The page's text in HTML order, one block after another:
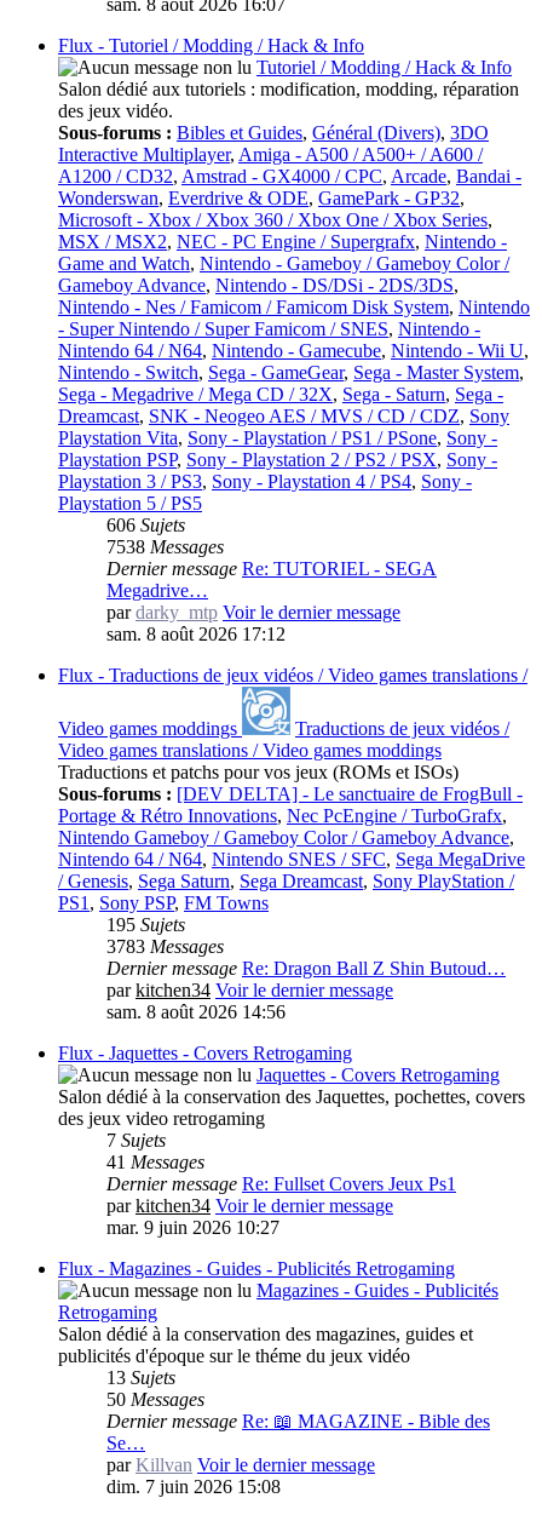
Flux - Tutoriel / Modding / Hack & Info
Tutoriel / Modding / Hack & Info
Salon dédié aux tutoriels : modification, modding, réparation
des jeux vidéo.
Sous-forums : Bibles et Guides, Général (Divers), 3DO
Interactive Multiplayer, Amiga - A500 / A500+ / A600 /
A1200 / CD32, Amstrad - GX4000 / CPC, Arcade, Bandai -
Wonderswan, Everdrive & ODE, GamePark - GP32,
Microsoft - Xbox / Xbox 360 / Xbox One / Xbox Series,
MSX / MSX2, NEC - PC Engine / Supergrafx, Nintendo -
Game and Watch, Nintendo - Gameboy / Gameboy Color /
Gameboy Advance, Nintendo - DS/DSi - 2DS/3DS,
Nintendo - Nes / Famicom / Famicom Disk System, Nintendo
- Super Nintendo / Super Famicom / SNES, Nintendo -
Nintendo 64 / N64, Nintendo - Gamecube, Nintendo - Wii U,
Nintendo - Switch, Sega - GameGear, Sega - Master System,
Sega - Megadrive / Mega CD / 32X, Sega - Saturn, Sega -
Dreamcast, SNK - Neogeo AES / MVS / CD / CDZ, Sony
Playstation Vita, Sony - Playstation / PS1 / PSone, Sony -
Playstation PSP, Sony - Playstation 2 / PS2 / PSX, Sony -
Playstation 3 / PS3, Sony - Playstation 4 / PS4, Sony -
Playstation 5 / PS5
606 Sujets
7538 Messages
Dernier message Re: TUTORIEL - SEGA
Megadrive…
pardarky_mtp Voir le dernier message
sam. 8 août 2026 17:12
Flux - Traductions de jeux vidéos / Video games translations /
Video games moddings
Traductions de jeux vidéos /
Video games translations / Video games moddings
Traductions et patchs pour vos jeux (ROMs et ISOs)
Sous-forums : [DEV DELTA] - Le sanctuaire de FrogBull -
Portage & Rétro Innovations, Nec PcEngine / TurboGrafx,
Nintendo Gameboy / Gameboy Color / Gameboy Advance,
Nintendo 64 / N64, Nintendo SNES / SFC, Sega MegaDrive
/ Genesis, Sega Saturn, Sega Dreamcast, Sony PlayStation /
PS1 , Sony PSP, FM Towns
195 Sujets
3783 Messages
Dernier message Re: Dragon Ball Z Shin Butoud…
parkitchen34 Voir le dernier message
sam. 8 août 2026 14:56
Flux - Jaquettes - Covers Retrogaming
Jaquettes - Covers Retrogaming
Salon dédié à la conservation des Jaquettes, pochettes, covers
des jeux video retrogaming
7 Sujets
41 Messages
Dernier message Re: Fullset Covers Jeux Ps1
parkitchen34 Voir le dernier message
mar. 9 juin 2026 10:27
Flux - Magazines - Guides - Publicités Retrogaming
Magazines - Guides - Publicités
Retrogaming
Salon dédié à la conservation des magazines, guides et
publicités d'époque sur le théme du jeux vidéo
13 Sujets
50 Messages
Dernier message Re: 📖 MAGAZINE - Bible des
Se…
parKillvan Voir le dernier message
dim. 7 juin 2026 15:08